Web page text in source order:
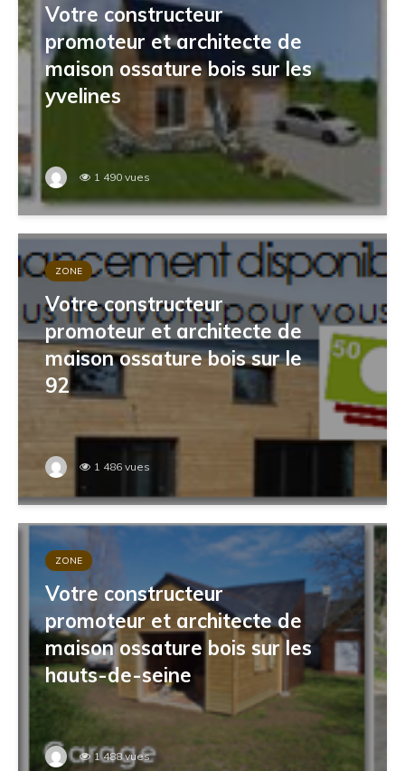
Votre constructeur
promoteur et architecte de
maison ossature bois sur les
yvelines
1 490 vues
ZONE
Votre constructeur
promoteur et architecte de
maison ossature bois sur le
92
1 486 vues
ZONE
Votre constructeur
promoteur et architecte de
maison ossature bois sur les
hauts-de-seine
1 488 vues